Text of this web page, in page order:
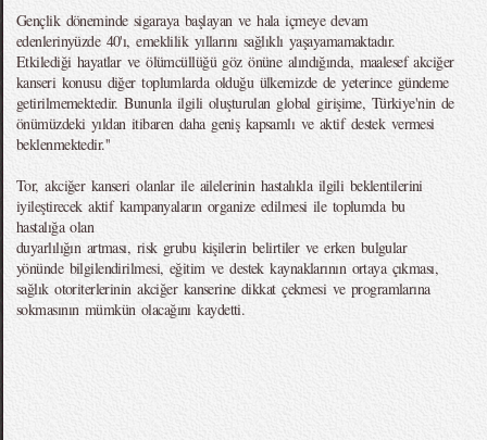
Gençlik döneminde sigaraya başlayan ve hala içmeye devam
edenlerinyüzde 40'ı, emeklilik yıllarını sağlıklı yaşayamamaktadır.
Etkilediği hayatlar ve ölümcüllüğü göz önüne alındığında, maalesef akciğer
kanseri konusu diğer toplumlarda olduğu ülkemizde de yeterince gündeme
getirilmemektedir. Bununla ilgili oluşturulan global girişime, Türkiye'nin de
önümüzdeki yıldan itibaren daha geniş kapsamlı ve aktif destek vermesi
beklenmektedir.''
Tor, akciğer kanseri olanlar ile ailelerinin hastalıkla ilgili beklentilerini
iyileştirecek aktif kampanyaların organize edilmesi ile toplumda bu
hastalığa olan
duyarlılığın artması, risk grubu kişilerin belirtiler ve erken bulgular
yönünde bilgilendirilmesi, eğitim ve destek kaynaklarının ortaya çıkması,
sağlık otoriterlerinin akciğer kanserine dikkat çekmesi ve programlarına
sokmasının mümkün olacağını kaydetti.